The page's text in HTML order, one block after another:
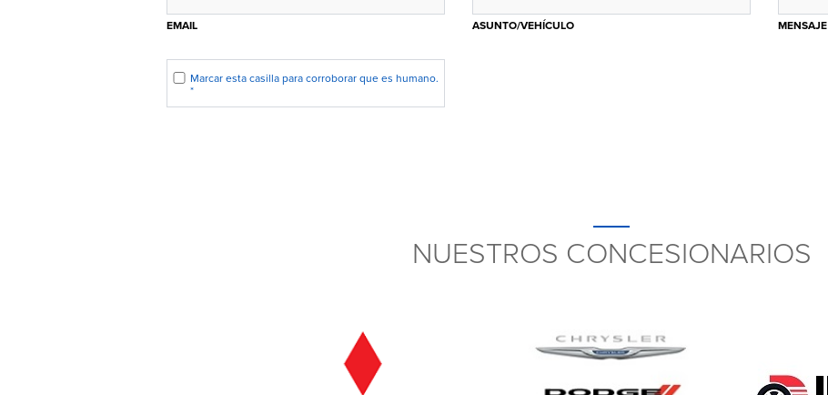
EMAIL ASUNTO/VEHÍCULO MENSAJE
Marcar esta casilla para corroborar que es humano.
*
NUESTROS CONCESIONARIOS